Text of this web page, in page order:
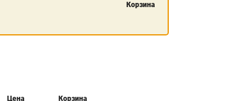
Корзина
Цена Корзина